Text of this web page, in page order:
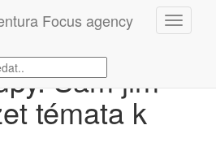
chce změnit
Sám jim
témata k